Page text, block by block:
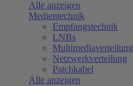
Alle anzeigen
Medientechnik
Empfangstechnik
LNBs
Multimediaverteilung
Netzwerkverteilung
Patchkabel
Alle anzeigen